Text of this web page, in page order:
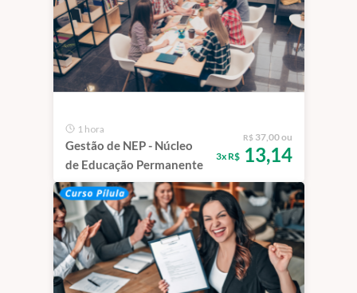
1 hora
Gestão de NEP - Núcleo
de Educação Permanente
R$ 37,00 ou
3x R$13,14